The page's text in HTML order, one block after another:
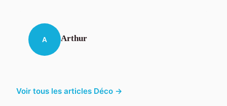
A Arthur
Voir tous les articles Déco →